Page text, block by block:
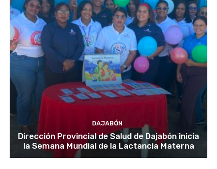
DAJABÓN
Dirección Provincial de Salud de Dajabón inicia
la Semana Mundial de la Lactancia Materna